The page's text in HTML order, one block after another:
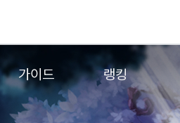
가이드 랭킹